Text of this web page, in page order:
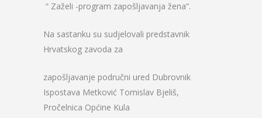
“ Zaželi -program zapošljavanja žena“.
Na sastanku su sudjelovali predstavnik
Hrvatskog zavoda za
zapošljavanje područni ured Dubrovnik
Ispostava Metković Tomislav Bjeliš,
Pročelnica Općine Kula